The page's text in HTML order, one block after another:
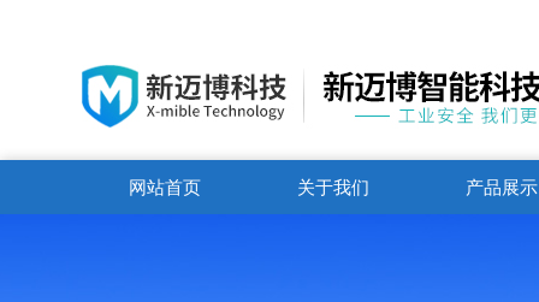
网站首页 关于我们 产品展示